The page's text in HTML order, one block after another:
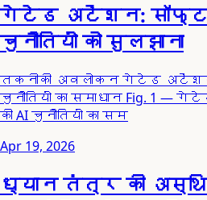
गेटेड अटेंशन:
चुनौतियों को सुलझाना
तकनीकी अवलोकन गेटेड
चुनौतियों का समाधान Fig. 1
की AI चुनौतियों का सम
Apr 19, 2026
ध्यान तंत्र की